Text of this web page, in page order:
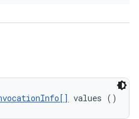
values ()